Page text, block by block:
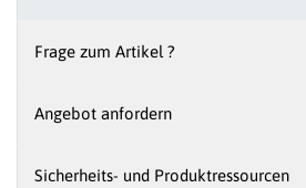
Frage zum Artikel ?
Angebot anfordern
Sicherheits- und Produktressourcen